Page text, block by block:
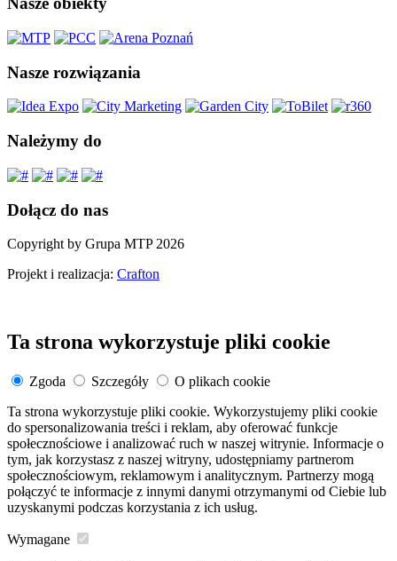
Nasze rozwiązania
Należymy do
Dołącz do nas
Copyright by Grupa MTP 2026
Projekt i realizacja: Crafton
Ta strona wykorzystuje pliki cookie
Zgoda Szczegóły
O plikach cookie
Ta strona wykorzystuje pliki cookie. Wykorzystujemy pliki cookie
do spersonalizowania treści i reklam, aby oferować funkcje
społecznościowe i analizować ruch w naszej witrynie. Informacje o
tym, jak korzystasz z naszej witryny, udostępniamy partnerom
społecznościowym, reklamowym i analitycznym. Partnerzy mogą
połączyć te informacje z innymi danymi otrzymanymi od Ciebie lub
uzyskanymi podczas korzystania z ich usług.
Wymagane